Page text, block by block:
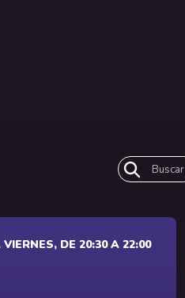
Buscar
DE 20:30 A 22:00